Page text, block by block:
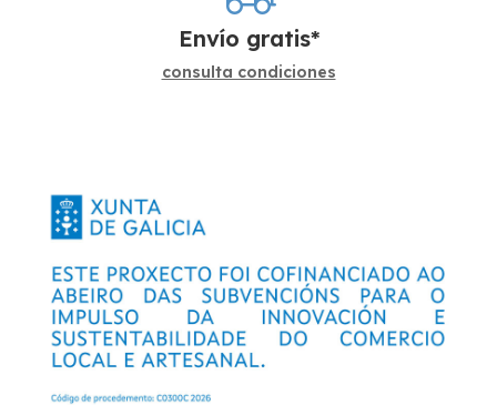
Envío gratis*
consulta condiciones